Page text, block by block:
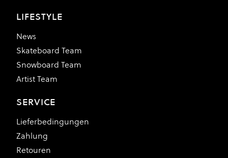
LIFESTYLE
News
Skateboard Team
Snowboard Team
Artist Team
SERVICE
Lieferbedingungen
Zahlung
Retouren